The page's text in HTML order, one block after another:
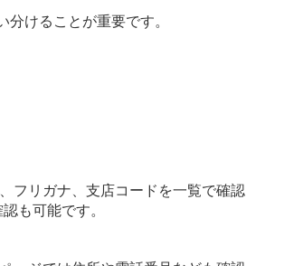
けることが重要です。
フリガナ、支店コードを一覧で確認
も可能です。